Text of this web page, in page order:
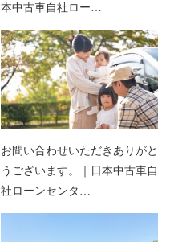
本中古車自社ロー…
お問い合わせいただきありがと
うございます。｜日本中古車自
社ローンセンタ…